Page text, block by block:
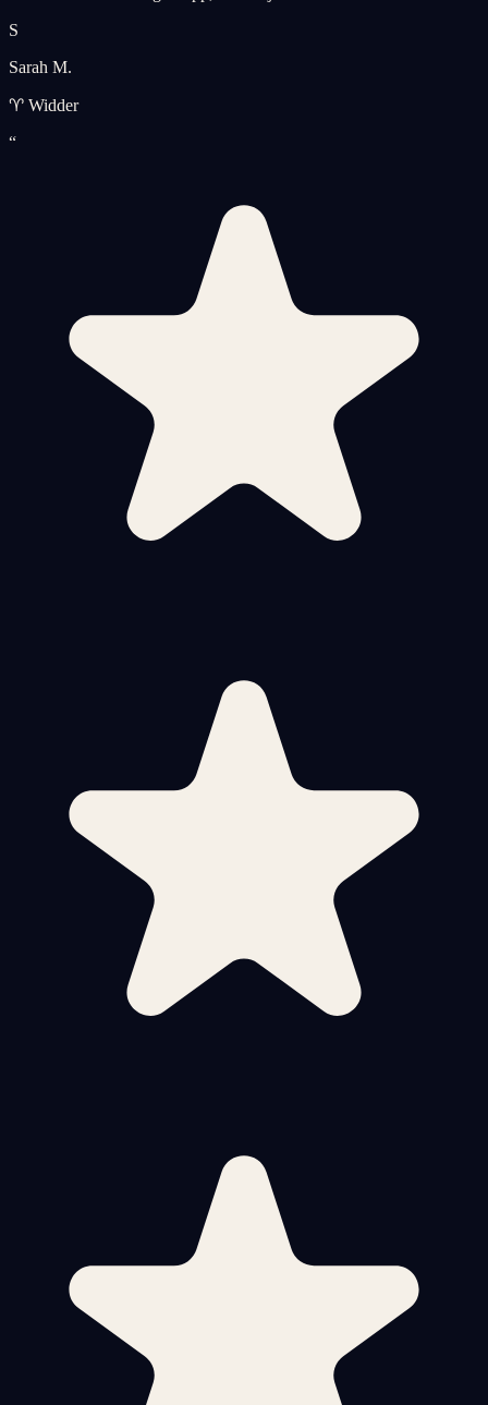
S
Sarah M.
♈ Widder
“